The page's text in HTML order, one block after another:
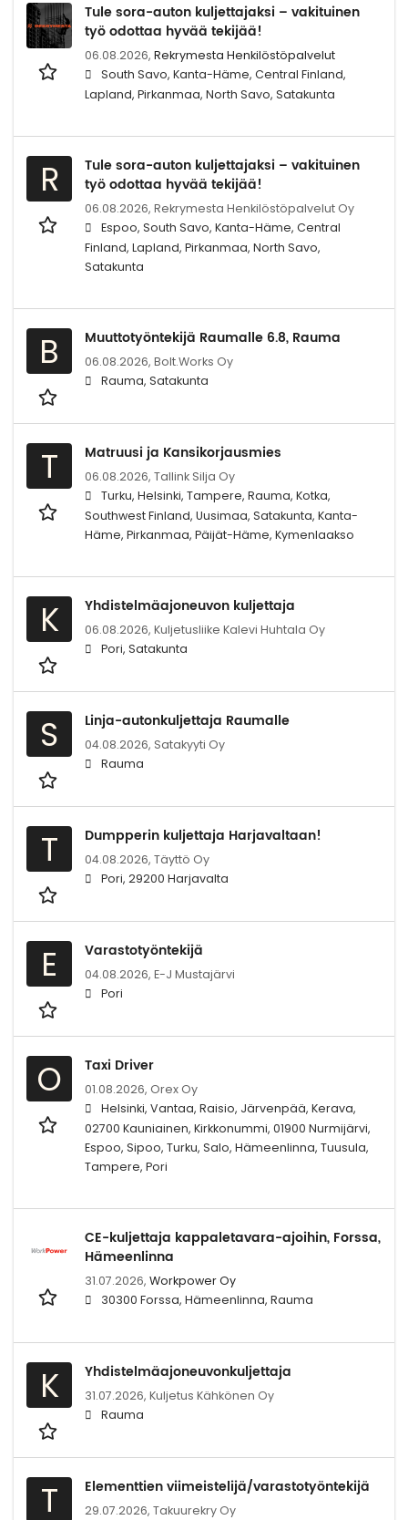
Tule sora-auton kuljettajaksi – vakituinen
työ odottaa hyvää tekijää!
06.08.2026, Rekrymesta Henkilöstöpalvelut
South Savo, Kanta-Häme, Central Finland,
Lapland, Pirkanmaa, North Savo, Satakunta
R
Tule sora-auton kuljettajaksi – vakituinen
työ odottaa hyvää tekijää!
06.08.2026, Rekrymesta Henkilöstöpalvelut Oy
Espoo, South Savo, Kanta-Häme, Central
Finland, Lapland, Pirkanmaa, North Savo,
Satakunta
B Muuttotyöntekijä Raumalle 6.8, Rauma
06.08.2026, Bolt.Works Oy
Rauma, Satakunta
T Matruusi ja Kansikorjausmies
06.08.2026, Tallink Silja Oy
Turku, Helsinki, Tampere, Rauma, Kotka,
Southwest Finland, Uusimaa, Satakunta, Kanta-
Häme, Pirkanmaa, Päijät-Häme, Kymenlaakso
K Yhdistelmäajoneuvon kuljettaja
06.08.2026, Kuljetusliike Kalevi Huhtala Oy
Pori, Satakunta
S Linja-autonkuljettaja Raumalle
04.08.2026, Satakyyti Oy
Rauma
T Dumpperin kuljettaja Harjavaltaan!
04.08.2026, Täyttö Oy
Pori, 29200 Harjavalta
E Varastotyöntekijä
04.08.2026, E-J Mustajärvi
Pori
O Taxi Driver
01.08.2026, Orex Oy
Helsinki, Vantaa, Raisio, Järvenpää, Kerava,
02700 Kauniainen, Kirkkonummi, 01900 Nurmijärvi,
Espoo, Sipoo, Turku, Salo, Hämeenlinna, Tuusula,
Tampere, Pori
CE-kuljettaja kappaletavara-ajoihin, Forssa,
Hämeenlinna
31.07.2026, Workpower Oy
30300 Forssa, Hämeenlinna, Rauma
K Yhdistelmäajoneuvonkuljettaja
31.07.2026, Kuljetus Kähkönen Oy
Rauma
T Elementtien viimeistelijä/varastotyöntekijä
29.07.2026, Takuurekry Oy